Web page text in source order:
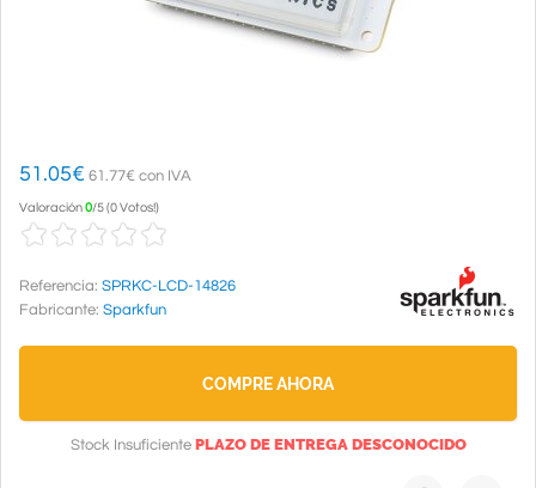
51.05€ 61.77€ con IVA
Valoración0/5(0 Votos!)
Referencia: SPRKC-LCD-14826
Fabricante: Sparkfun
COMPRE AHORA
Stock Insuficiente PLAZO DE ENTREGA DESCONOCIDO